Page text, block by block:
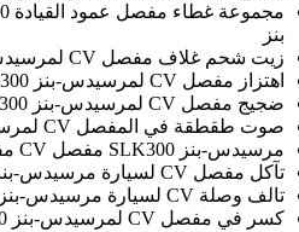
بنز
زيت شحم غلاف مفصل CV لمرسيدس-بنز SLK300
اهتزاز مفصل CV لمرسيدس-بنز SLK300
ضجيج مفصل CV لمرسيدس-بنز SLK300
صوت طقطقة في المفصل CV لمرسيدس بنز SLK300
مرسيدس-بنز SLK300 مفصل CV مفكوك
تآكل مفصل CV لسيارة مرسيدس-بنز SLK300
تالف وصلة CV لسيارة مرسيدس-بنز SLK300
كسر في مفصل CV لمرسيدس-بنز SLK300